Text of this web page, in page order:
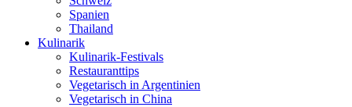
Spanien
Thailand
Kulinarik
Kulinarik-Festivals
Restauranttips
Vegetarisch in Argentinien
Vegetarisch in China